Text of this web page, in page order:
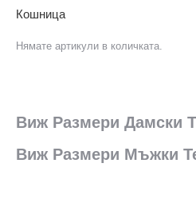
Кошница
Нямате артикули в количката.
Виж Размери Дамски
Виж Размери Мъжки